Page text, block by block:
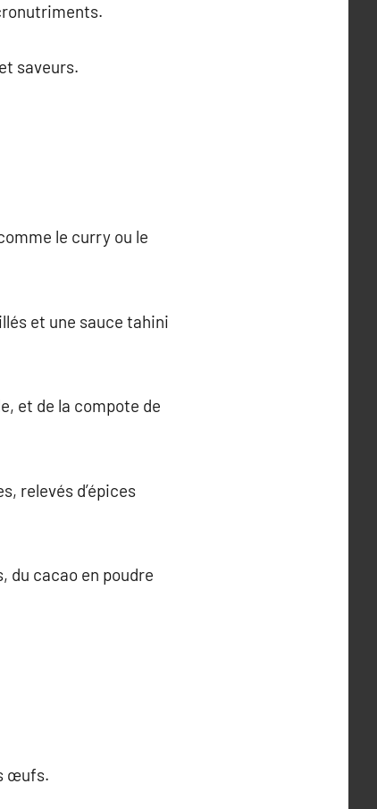
saveurs.
le curry ou le
et une sauce tahini
et de la compote de
relevés d’épices
du cacao en poudre
œufs.